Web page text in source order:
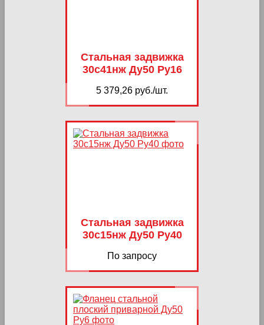
Стальная задвижка
30с41нж Ду50 Ру16
5 379,26 руб./шт.
Стальная задвижка
30с15нж Ду50 Ру40
По запросу